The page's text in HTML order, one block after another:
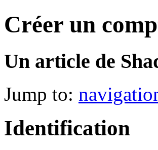
Créer un
Un article de
Jump to:
Identification